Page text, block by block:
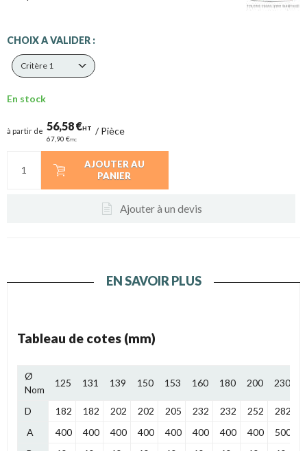
CHOIX A VALIDER :
Critère 1
En stock
à partir de 56,58 €HT
67,90 €TTC
/Pièce
AJOUTER AU
PANIER
Ajouter à un devis
EN SAVOIR PLUS
Tableau de cotes (mm)
Ø
Nom
125 131 139 150 153 160 180 200 230
D 182 182 202 202 205 232 232 252 282
A
400 400 400 400 400 400 400 400 500